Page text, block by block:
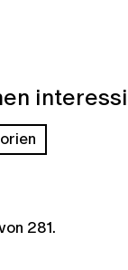
281.